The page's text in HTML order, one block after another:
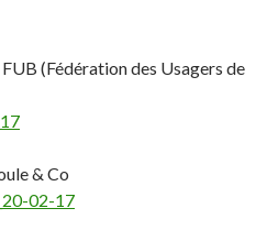
(Fédération des Usagers de
& Co
02-17